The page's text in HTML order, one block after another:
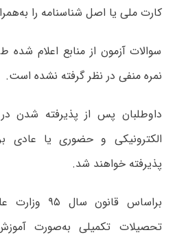
کارت ملی یا اصل شناسنامه را
سوالات آزمون از منابع اعلام‌
نمره منفی در نظر گرفته نشده است.
داوطلبان پس از پذیرفته شدن
الکترونیکی و حضوری یا عادی
پذیرفته خواهند شد.
براساس
تحصیلات تکمیلی به‌صورت